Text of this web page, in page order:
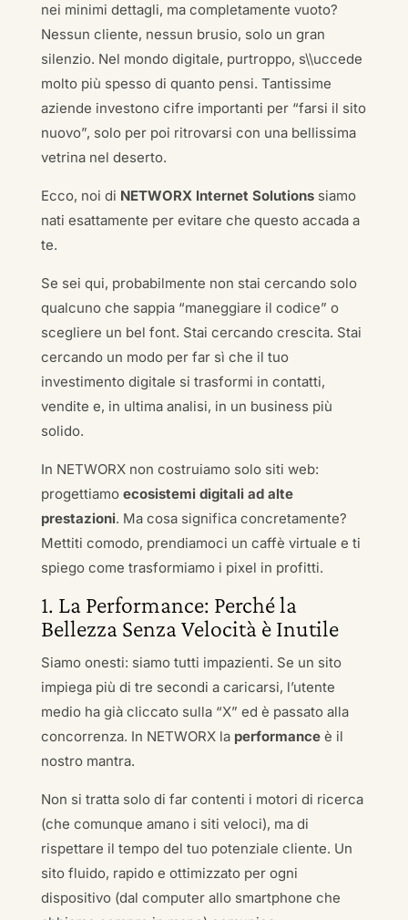
nei minimi dettagli, ma completamente vuoto?
Nessun cliente, nessun brusio, solo un gran
silenzio. Nel mondo digitale, purtroppo, s\\uccede
molto più spesso di quanto pensi. Tantissime
aziende investono cifre importanti per “farsi il sito
nuovo”, solo per poi ritrovarsi con una bellissima
vetrina nel deserto.
Ecco, noi di NETWORX Internet Solutionssiamo
nati esattamente per evitare che questo accada a
te.
Se sei qui, probabilmente non stai cercando solo
qualcuno che sappia “maneggiare il codice” o
scegliere un bel font. Stai cercando crescita. Stai
cercando un modo per far sì che il tuo
investimento digitale si trasformi in contatti,
vendite e, in ultima analisi, in un business più
solido.
In NETWORX non costruiamo solo siti web:
progettiamo ecosistemi digitali ad alte
prestazioni. Ma cosa significa concretamente?
Mettiti comodo, prendiamoci un caffè virtuale e ti
spiego come trasformiamo i pixel in profitti.
1. La Performance: Perché la
Bellezza Senza Velocità è Inutile
Siamo onesti: siamo tutti impazienti. Se un sito
impiega più di tre secondi a caricarsi, l’utente
medio ha già cliccato sulla “X” ed è passato alla
concorrenza. In NETWORX la performanceè il
nostro mantra.
Non si tratta solo di far contenti i motori di ricerca
(che comunque amano i siti veloci), ma di
rispettare il tempo del tuo potenziale cliente. Un
sito fluido, rapido e ottimizzato per ogni
dispositivo (dal computer allo smartphone che